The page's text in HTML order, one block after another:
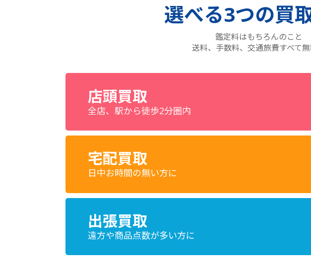
選べる3つの買
鑑定料はもちろんのこと
送料、手数料、交通旅費すべて無
店頭買取
全店、駅から徒歩2分圏内
宅配買取
日中お時間の無い方に
出張買取
遠方や商品点数が多い方に